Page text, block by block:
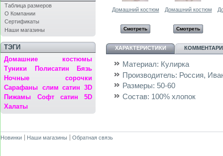
Таблица размеров
О Компании
Сертификаты
Наши магазины
ТЭГИ
Домашние костюмы
Туники
Полисатин
Бязь
Ночные сорочки
Сарафаны
слим сатин 3D
Пижамы
Софт сатин 5D
Халаты
Домашний костюм
Смотреть
Домашний костюм
Смотреть
ХАРАКТЕРИСТИКИ
Материал: Кулирка
Производитель: Россия,
Размеры: 50-60
Состав: 100% хлопок
Новинки Наши магазины Обратная связь